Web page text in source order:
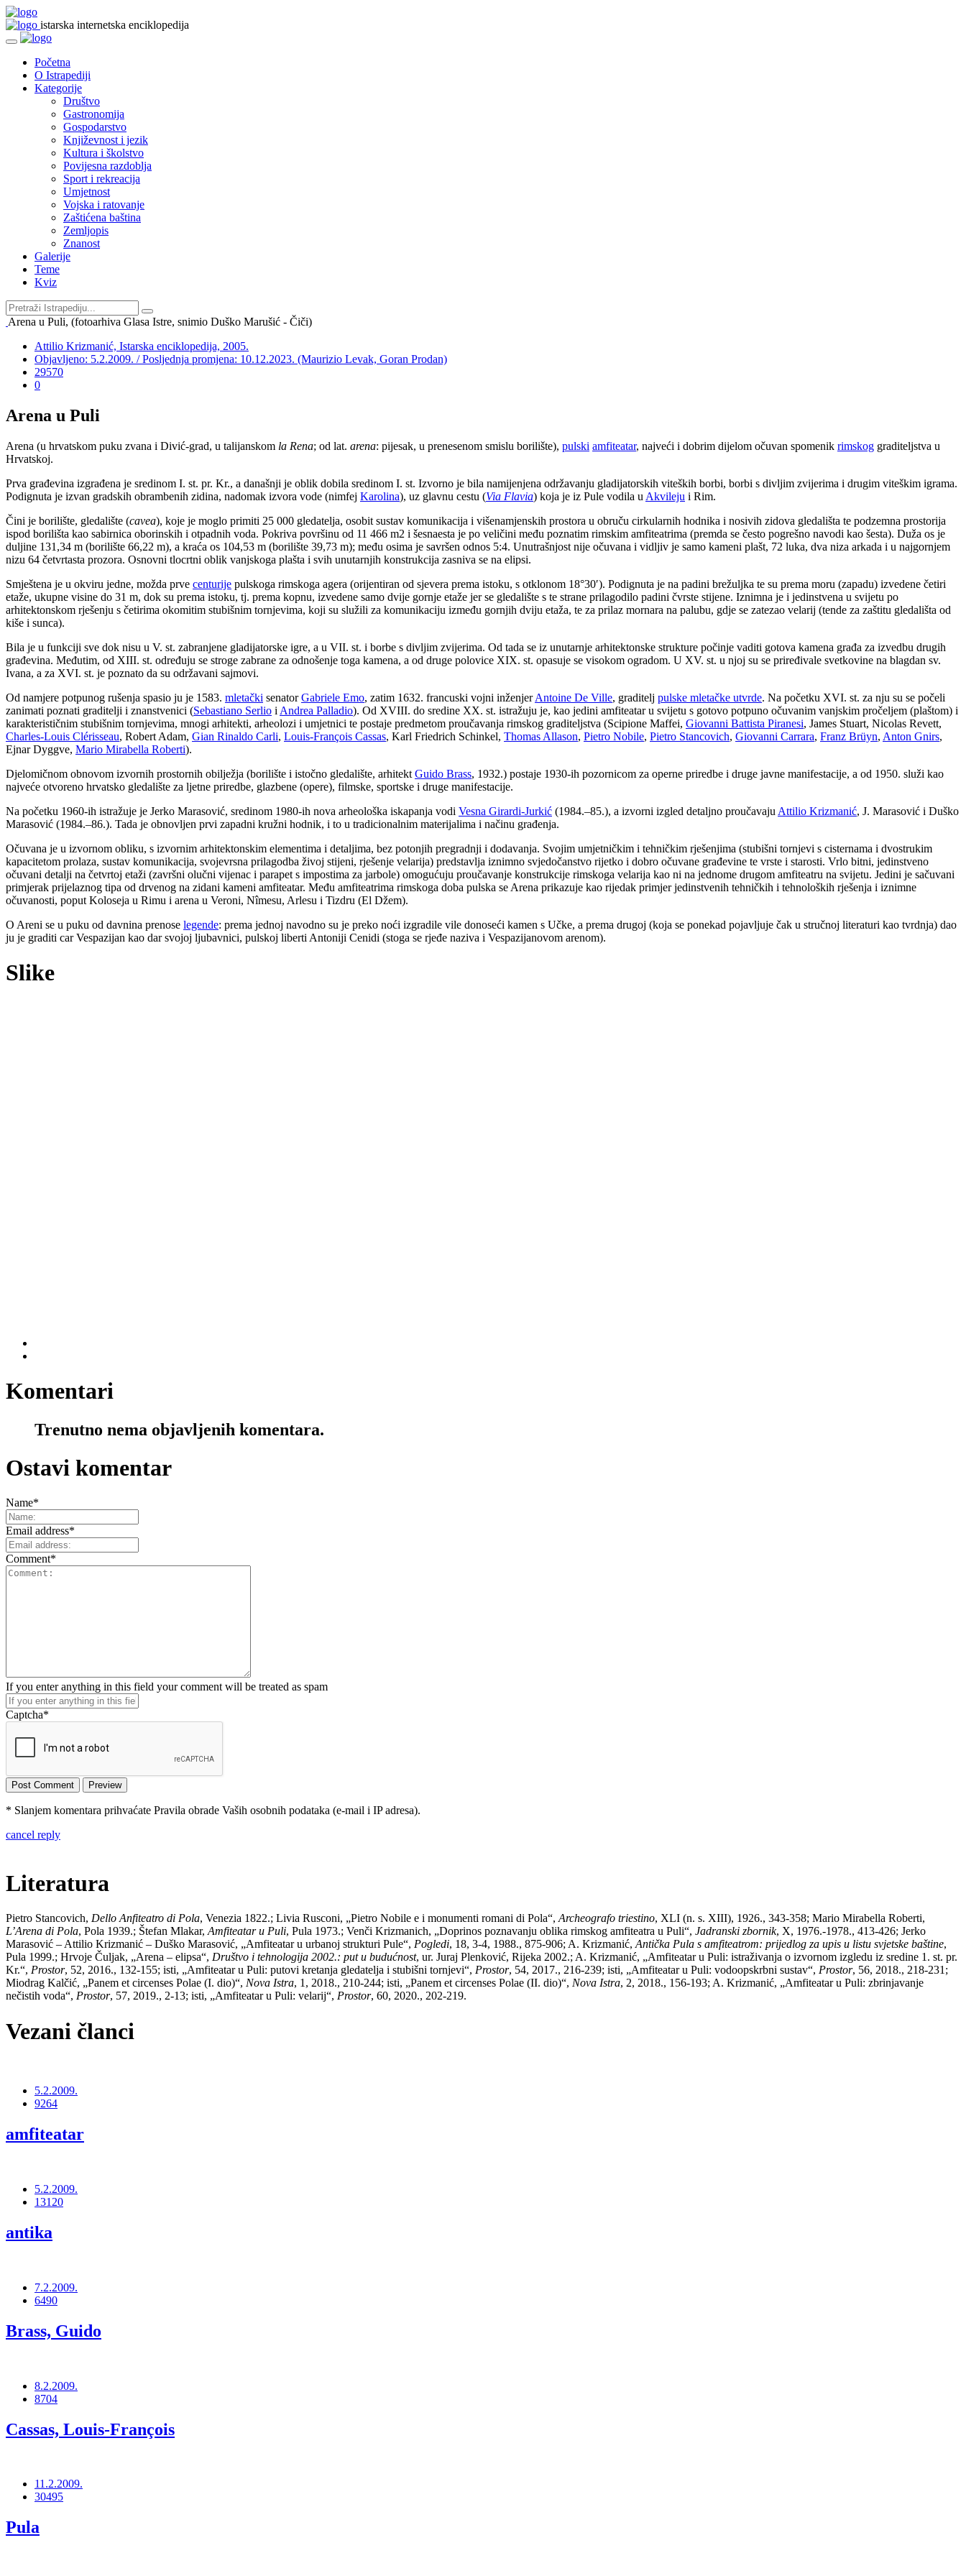
istarska internetska enciklopedija
Početna
O Istrapediji
Kategorije
Društvo
Gastronomija
Gospodarstvo
Književnost i jezik
Kultura i školstvo
Povijesna razdoblja
Sport i rekreacija
Umjetnost
Vojska i ratovanje
Zaštićena baština
Zemljopis
Znanost
Galerije
Teme
Kviz
Arena u Puli, (fotoarhiva Glasa Istre, snimio Duško Marušić - Čiči)
Attilio Krizmanić, Istarska enciklopedija, 2005.
Objavljeno: 5.2.2009. / Posljednja promjena: 10.12.2023. (Maurizio Levak, Goran Prodan)
29570
0
Arena u Puli
Arena (u hrvatskom puku zvana i Divić-grad, u talijanskom la Rena; od lat. arena: pijesak, u prenesenom smislu borilište), pulski amfiteatar, najveći i dobrim dijelom očuvan spomenik rimskog graditeljstva u
Hrvatskoj.
Prva građevina izgrađena je sredinom I. st. pr. Kr., a današnji je oblik dobila sredinom I. st. Izvorno je bila namijenjena održavanju gladijatorskih viteških borbi, borbi s divljim zvijerima i drugim viteškim igrama.
Podignuta je izvan gradskih obrambenih zidina, nadomak izvora vode (nimfej Karolina), uz glavnu cestu (Via Flavia) koja je iz Pule vodila u Akvileju i Rim.
Čini je borilište, gledalište (cavea), koje je moglo primiti 25 000 gledatelja, osobit sustav komunikacija i višenamjenskih prostora u obruču cirkularnih hodnika i nosivih zidova gledališta te podzemna prostorija
ispod borilišta kao sabirnica oborinskih i otpadnih voda. Pokriva površinu od 11 466 m2 i šesnaesta je po veličini među poznatim rimskim amfiteatrima (premda se često pogrešno navodi kao šesta). Duža os je
duljine 131,34 m (borilište 66,22 m), a kraća os 104,53 m (borilište 39,73 m); među osima je savršen odnos 5:4. Unutrašnjost nije očuvana i vidljiv je samo kameni plašt, 72 luka, dva niza arkada i u najgornjem
nizu 64 četvrtasta prozora. Osnovni tlocrtni oblik vanjskoga plašta i svih unutarnjih konstrukcija zasniva se na elipsi.
Smještena je u okviru jedne, možda prve centurije pulskoga rimskoga agera (orijentiran od sjevera prema istoku, s otklonom 18°30′). Podignuta je na padini brežuljka te su prema moru (zapadu) izvedene četiri
etaže, ukupne visine do 31 m, dok su prema istoku, tj. prema kopnu, izvedene samo dvije gornje etaže jer se gledalište s te strane prilagodilo padini čvrste stijene. Iznimna je i jedinstvena u svijetu po
arhitektonskom rješenju s četirima okomitim stubišnim tornjevima, koji su služili za komunikaciju između gornjih dviju etaža, te za prilaz mornara na palubu, gdje se zatezao velarij (tende za zaštitu gledališta od
kiše i sunca).
Bila je u funkciji sve dok nisu u V. st. zabranjene gladijatorske igre, a u VII. st. i borbe s divljim zvijerima. Od tada se iz unutarnje arhitektonske strukture počinje vaditi gotova kamena građa za izvedbu drugih
građevina. Međutim, od XIII. st. određuju se stroge zabrane za odnošenje toga kamena, a od druge polovice XIX. st. opasuje se visokom ogradom. U XV. st. u njoj su se priređivale svetkovine na blagdan sv.
Ivana, a za XVI. st. je poznato da su održavani sajmovi.
Od namjere potpunog rušenja spasio ju je 1583. mletački senatorGabriele Emo, zatim 1632. francuski vojni inženjerAntoine De Ville, graditelj pulske mletačke utvrde. Na početku XVI. st. za nju su se počeli
zanimati poznati graditelji i znanstvenici (Sebastiano Serlio i Andrea Palladio). Od XVIII. do sredine XX. st. istražuju je, kao jedini amfiteatar u svijetu s gotovo potpuno očuvanim vanjskim pročeljem (plaštom) i
karakterističnim stubišnim tornjevima, mnogi arhitekti, arheolozi i umjetnici te postaje predmetom proučavanja rimskog graditeljstva (Scipione Maffei, Giovanni Battista Piranesi, James Stuart, Nicolas Revett,
Charles-Louis Clérisseau, Robert Adam, Gian Rinaldo Carli, Louis-François Cassas, Karl Friedrich Schinkel, Thomas Allason, Pietro Nobile, Pietro Stancovich, Giovanni Carrara, Franz Brüyn, Anton Gnirs,
Ejnar Dyggve, Mario Mirabella Roberti).
Djelomičnom obnovom izvornih prostornih obilježja (borilište i istočno gledalište, arhitekt Guido Brass, 1932.) postaje 1930-ih pozornicom za operne priredbe i druge javne manifestacije, a od 1950. služi kao
najveće otvoreno hrvatsko gledalište za ljetne priredbe, glazbene (opere), filmske, sportske i druge manifestacije.
Na početku 1960-ih istražuje je Jerko Marasović, sredinom 1980-ih nova arheološka iskapanja vodi Vesna Girardi-Jurkić (1984.–85.), a izvorni izgled detaljno proučavaju Attilio Krizmanić, J. Marasović i Duško
Marasović (1984.–86.). Tada je obnovljen prvi zapadni kružni hodnik, i to u tradicionalnim materijalima i načinu građenja.
Očuvana je u izvornom obliku, s izvornim arhitektonskim elementima i detaljima, bez potonjih pregradnji i dodavanja. Svojim umjetničkim i tehničkim rješenjima (stubišni tornjevi s cisternama i dvostrukim
kapacitetom prolaza, sustav komunikacija, svojevrsna prilagodba živoj stijeni, rješenje velarija) predstavlja iznimno svjedočanstvo rijetko i dobro očuvane građevine te vrste i starosti. Vrlo bitni, jedinstveno
očuvani detalji na četvrtoj etaži (završni olučni vijenac i parapet s impostima za jarbole) omogućuju proučavanje konstrukcije rimskoga velarija kao ni na jednome drugom amfiteatru na svijetu. Jedini je sačuvani
primjerak prijelaznog tipa od drvenog na zidani kameni amfiteatar. Među amfiteatrima rimskoga doba pulska se Arena prikazuje kao rijedak primjer jedinstvenih tehničkih i tehnoloških rješenja i iznimne
očuvanosti, poput Koloseja u Rimu i arena u Veroni, Nîmesu, Arlesu i Tizdru (El Džem).
O Areni se u puku od davnina prenose legende: prema jednoj navodno su je preko noći izgradile vile donoseći kamen s Učke, a prema drugoj (koja se ponekad pojavljuje čak u stručnoj literaturi kao tvrdnja) dao
ju je graditi car Vespazijan kao dar svojoj ljubavnici, pulskoj liberti Antoniji Cenidi (stoga se rjeđe naziva i Vespazijanovom arenom).
Slike
Komentari
Trenutno nema objavljenih komentara.
Ostavi komentar
Name*
Email address*
Comment*
If you enter anything in this field your comment will be treated as spam
Captcha*
* Slanjem komentara prihvaćate Pravila obrade Vaših osobnih podataka (e-mail i IP adresa).
cancel reply
Literatura
Pietro Stancovich, Dello Anfiteatro di Pola, Venezia 1822.; Livia Rusconi, „Pietro Nobile e i monumenti romani di Pola“, Archeografo triestino, XLI (n. s. XIII), 1926., 343-358; Mario Mirabella Roberti,
L’Arena di Pola, Pola 1939.; Štefan Mlakar, Amfiteatar u Puli, Pula 1973.; Venči Krizmanich, „Doprinos poznavanju oblika rimskog amfiteatra u Puli“, Jadranski zbornik, X, 1976.-1978., 413-426; Jerko
Marasović – Attilio Krizmanić – Duško Marasović, „Amfiteatar u urbanoj strukturi Pule“, Pogledi, 18, 3-4, 1988., 875-906; A. Krizmanić, Antička Pula s amfiteatrom: prijedlog za upis u listu svjetske baštine,
Pula 1999.; Hrvoje Čuljak, „Arena – elipsa“, Društvo i tehnologija 2002.: put u budućnost, ur. Juraj Plenković, Rijeka 2002.; A. Krizmanić, „Amfiteatar u Puli: istraživanja o izvornom izgledu iz sredine 1. st. pr.
Kr.“, Prostor, 52, 2016., 132-155; isti, „Amfiteatar u Puli: putovi kretanja gledatelja i stubišni tornjevi“, Prostor, 54, 2017., 216-239; isti, „Amfiteatar u Puli: vodoopskrbni sustav“, Prostor, 56, 2018., 218-231;
Miodrag Kalčić, „Panem et circenses Polae (I. dio)“, Nova Istra, 1, 2018., 210-244; isti, „Panem et circenses Polae (II. dio)“, Nova Istra, 2, 2018., 156-193; A. Krizmanić, „Amfiteatar u Puli: zbrinjavanje
nečistih voda“, Prostor, 57, 2019., 2-13; isti, „Amfiteatar u Puli: velarij“, Prostor, 60, 2020., 202-219.
Vezani članci
5.2.2009.
9264
amfiteatar
5.2.2009.
13120
antika
7.2.2009.
6490
Brass, Guido
8.2.2009.
8704
Cassas, Louis-François
11.2.2009.
30495
Pula